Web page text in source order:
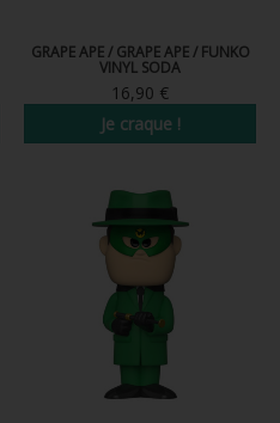
GRAPE APE / GRAPE APE / FUNKO
VINYL SODA
16,90 €
Je craque !